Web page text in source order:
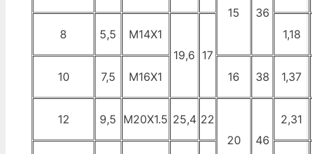
15
36
8 5,5
М14Х1
19,6 17
1,18
10 7,5 М16Х1 16 38 1,37
12 9,5 М20Х1.5 25,4 22
20
46
2,31